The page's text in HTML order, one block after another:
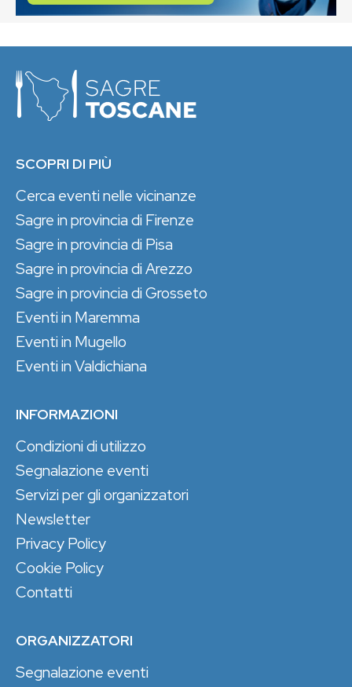
SCOPRI DI PIÙ
Cerca eventi nelle vicinanze
Sagre in provincia di Firenze
Sagre in provincia di Pisa
Sagre in provincia di Arezzo
Sagre in provincia di Grosseto
Eventi in Maremma
Eventi in Mugello
Eventi in Valdichiana
INFORMAZIONI
Condizioni di utilizzo
Segnalazione eventi
Servizi per gli organizzatori
Newsletter
Privacy Policy
Cookie Policy
Contatti
ORGANIZZATORI
Segnalazione eventi